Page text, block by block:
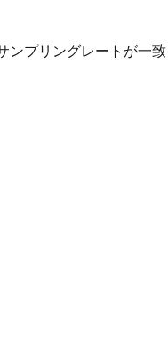
ンプリングレートが一